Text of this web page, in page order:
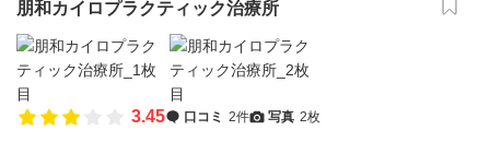
朋和カイロプラクティック治療所
3.45 口コミ 2件 写真 2枚